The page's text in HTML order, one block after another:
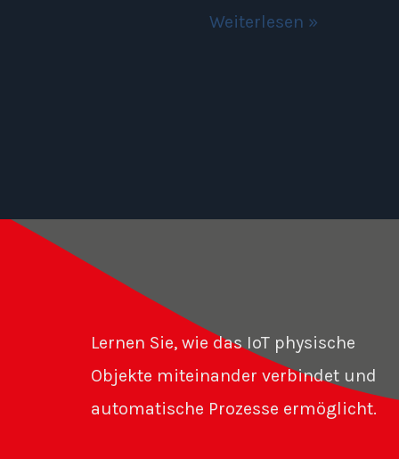
Weiterlesen »
Lernen Sie, wie das IoT physische
Objekte miteinander verbindet und
automatische Prozesse ermöglicht.